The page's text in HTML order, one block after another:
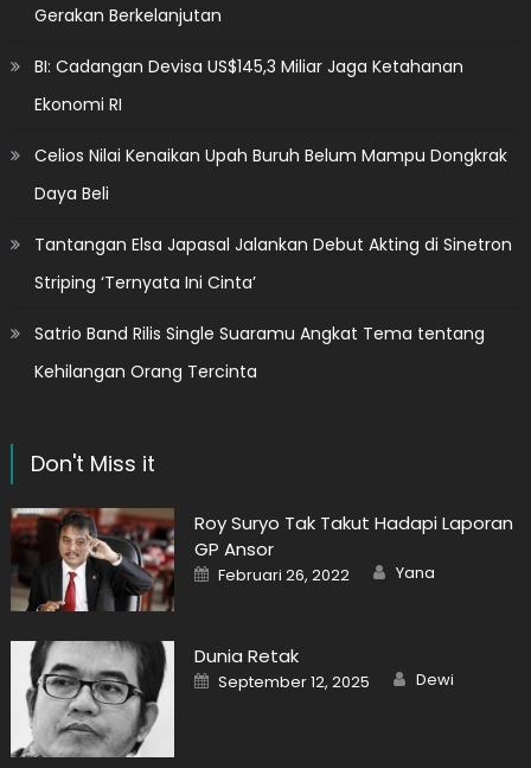
Gerakan Berkelanjutan
BI: Cadangan Devisa US$145,3 Miliar Jaga Ketahanan
Ekonomi RI
Celios Nilai Kenaikan Upah Buruh Belum Mampu Dongkrak
Daya Beli
Tantangan Elsa Japasal Jalankan Debut Akting di Sinetron
Striping ‘Ternyata Ini Cinta’
Satrio Band Rilis Single Suaramu Angkat Tema tentang
Kehilangan Orang Tercinta
Don't Miss it
Roy Suryo Tak Takut Hadapi Laporan
GP Ansor
Posted
on
Februari 26, 2022 Author
Yana
Dunia Retak
Posted
on
September 12, 2025 Author
Dewi